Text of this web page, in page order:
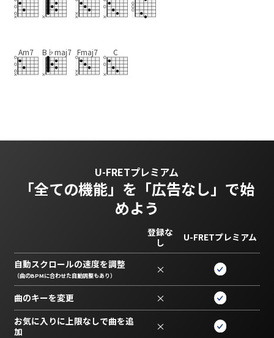
Am7 B♭maj7 Fmaj7 C
U-FRETプレミアム
「全ての機能」を 「広告なし」で始
めよう
登録な
し
U-FRETプレミアム
自動スクロールの速度を調整
（曲のBPMに合わせた自動調整もあり） ×
曲のキーを変更 ×
お気に入りに上限なしで曲を追
加
×